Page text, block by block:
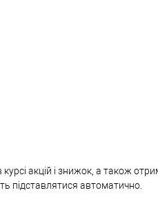
акцій і знижок, а також
підставлятися автоматично.